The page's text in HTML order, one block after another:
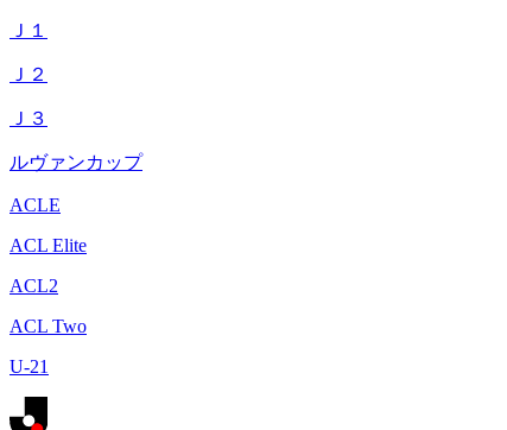
Ｊ１
Ｊ２
Ｊ３
ルヴァンカップ
ACLE
ACL Elite
ACL2
ACL Two
U-21